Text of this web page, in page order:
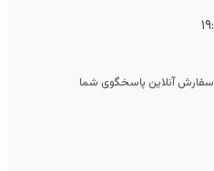
سفارش آنلاین پاسخگوی شما